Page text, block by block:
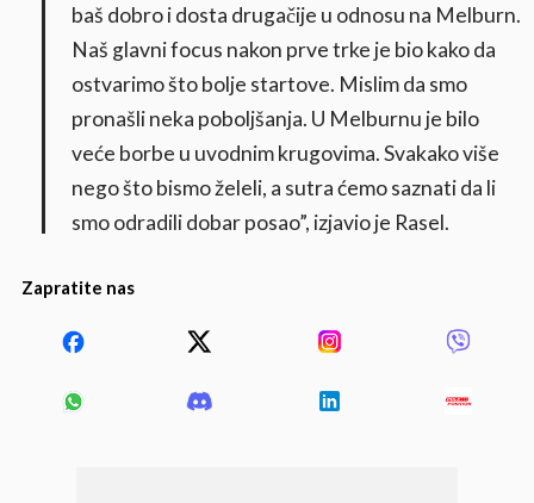
baš dobro i dosta drugačije u odnosu na Melburn.
Naš glavni focus nakon prve trke je bio kako da
ostvarimo što bolje startove. Mislim da smo
pronašli neka poboljšanja. U Melburnu je bilo
veće borbe u uvodnim krugovima. Svakako više
nego što bismo želeli, a sutra ćemo saznati da li
smo odradili dobar posao”, izjavio je Rasel.
Zapratite nas